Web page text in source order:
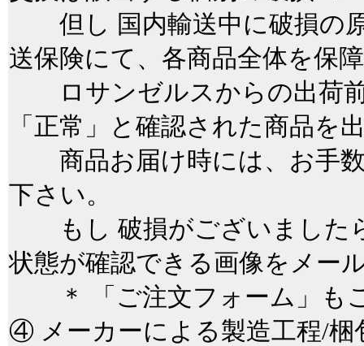
但し 国内輸送中に破損の原
送保険にて、各商品全体を保
ロサンゼルスからの出荷前
「正常」と確認された商品を
商品お届け時には、お手数
下さい。
もし 破損がございました
状態が確認できる画像をメー
＊ 「ご注文フォーム」も
④ メーカーによる製造工程/梱